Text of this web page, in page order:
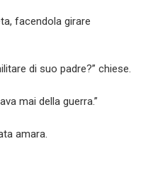
facendola girare
di suo padre?” chiese.
mai della guerra.”
amara.